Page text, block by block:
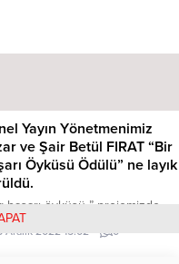
Yayın Yönetmenimiz
ve Şair Betül FIRAT “Bir
Öyküsü Ödülü” ne layık
başarı öyküsü ” projemizde
genç sanatçılarımızı
Şubat ayında
Aralık 2022 15:02 0